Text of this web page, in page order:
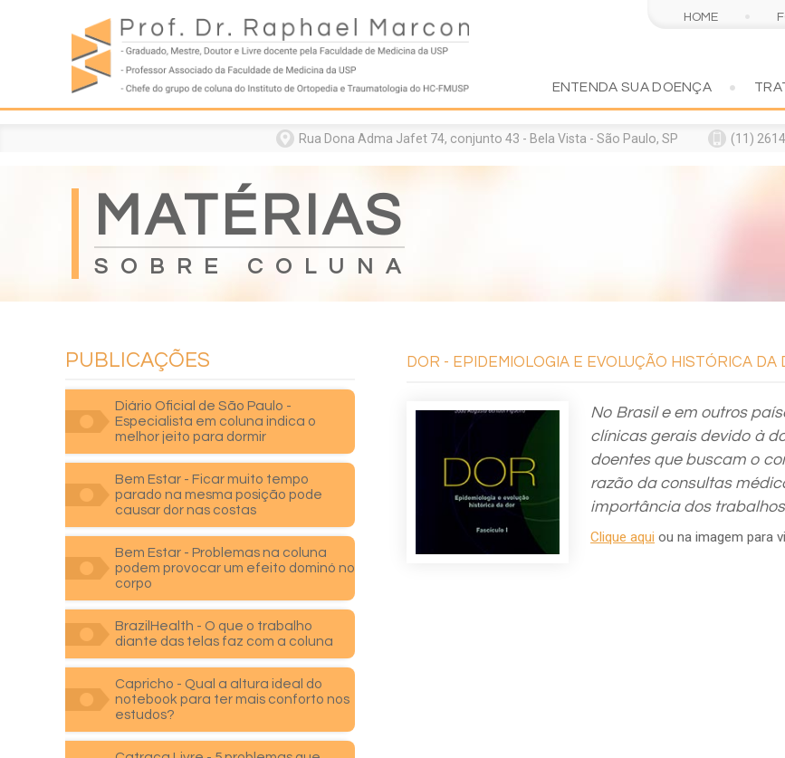
Formação
HOME
ENTENDA SUA DOENÇA
Rua Dona Adma Jafet 74, conjunto 43 - Bela Vista - São Paulo, SP (11)
SOBRE COLUNA
MATÉRIAS
DOR - EPIDEMIOLOGIA E EVOLUÇÃO HISTÓRICA DA
No Brasil e em outros
clínicas gerais devido à
doentes que buscam o
razão da consultas
importância dos
Clique aqui ou na imagem para
PUBLICAÇÕES
Diário Oficial de São Paulo -
Especialista em coluna indica o
melhor jeito para dormir
Bem Estar - Ficar muito tempo
parado na mesma posição pode
causar dor nas costas
Bem Estar - Problemas na coluna
podem provocar um efeito dominó no
corpo
BrazilHealth - O que o trabalho
diante das telas faz com a coluna
Capricho - Qual a altura ideal do
notebook para ter mais conforto nos
estudos?